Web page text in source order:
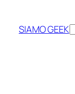
contenuto
SIAMO GEEK